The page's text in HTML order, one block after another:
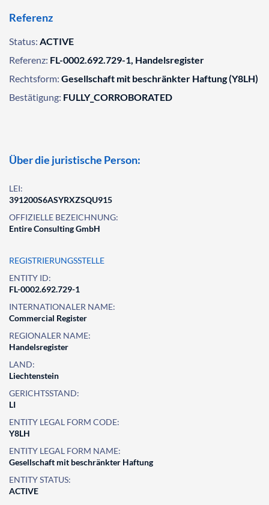
Referenz
Status: ACTIVE
Referenz: FL-0002.692.729-1, Handelsregister
Rechtsform: Gesellschaft mit beschränkter Haftung (Y8LH)
Bestätigung: FULLY_CORROBORATED
Über die juristische Person:
LEI:
391200S6ASYRXZSQU915
OFFIZIELLE BEZEICHNUNG:
Entire Consulting GmbH
REGISTRIERUNGSSTELLE
ENTITY ID:
FL-0002.692.729-1
INTERNATIONALER NAME:
Commercial Register
REGIONALER NAME:
Handelsregister
LAND:
Liechtenstein
GERICHTSSTAND:
LI
ENTITY LEGAL FORM CODE:
Y8LH
ENTITY LEGAL FORM NAME:
Gesellschaft mit beschränkter Haftung
ENTITY STATUS:
ACTIVE